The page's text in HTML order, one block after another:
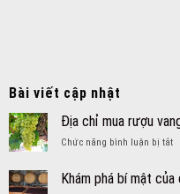
Bài viết cập nhật
Địa chỉ mua rượu
Chức năng bình luận bị tắtở
Khám phá bí mật